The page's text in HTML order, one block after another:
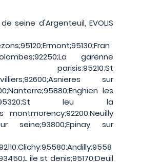
seine d'Argenteuil, EVOLIS
garenne
sur
les
leu la
montmorency;92200;Neuilly
seine;93800;Epinay sur
ile st denis;95170;Deuil